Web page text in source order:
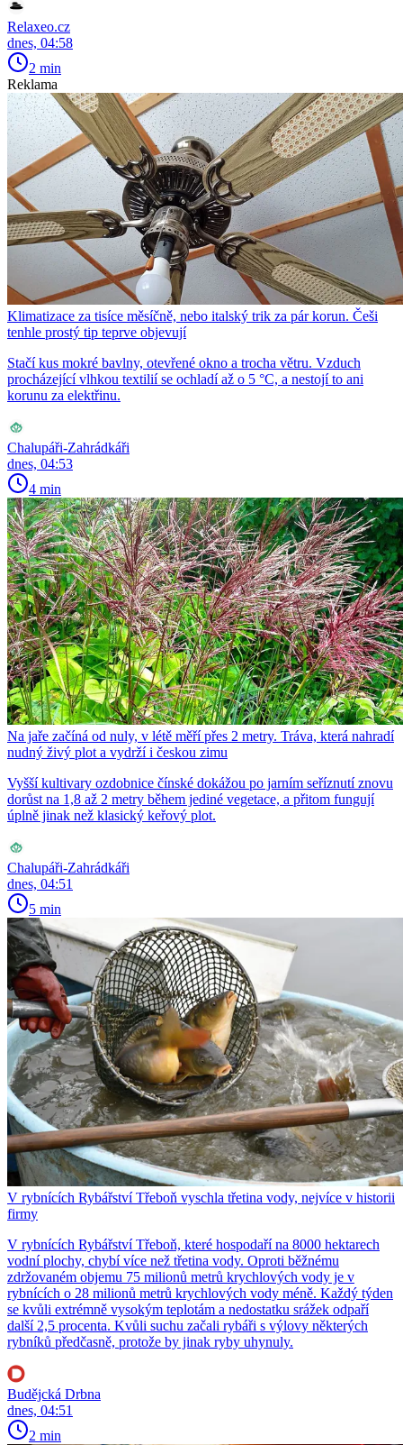
Relaxeo.cz
dnes, 04:58
2 min
Reklama
Klimatizace za tisíce měsíčně, nebo italský trik za pár korun. Češi
tenhle prostý tip teprve objevují
Stačí kus mokré bavlny, otevřené okno a trocha větru. Vzduch
procházející vlhkou textilií se ochladí až o 5 °C, a nestojí to ani
korunu za elektřinu.
Chalupáři-Zahrádkáři
dnes, 04:53
4 min
Na jaře začíná od nuly, v létě měří přes 2 metry. Tráva, která nahradí
nudný živý plot a vydrží i českou zimu
Vyšší kultivary ozdobnice čínské dokážou po jarním seříznutí znovu
dorůst na 1,8 až 2 metry během jediné vegetace, a přitom fungují
úplně jinak než klasický keřový plot.
Chalupáři-Zahrádkáři
dnes, 04:51
5 min
V rybnících Rybářství Třeboň vyschla třetina vody, nejvíce v historii
firmy
V rybnících Rybářství Třeboň, které hospodaří na 8000 hektarech
vodní plochy, chybí více než třetina vody. Oproti běžnému
zdržovaném objemu 75 milionů metrů krychlových vody je v
rybnících o 28 milionů metrů krychlových vody méně. Každý týden
se kvůli extrémně vysokým teplotám a nedostatku srážek odpaří
další 2,5 procenta. Kvůli suchu začali rybáři s výlovy některých
rybníků předčasně, protože by jinak ryby uhynuly.
Budějcká Drbna
dnes, 04:51
2 min